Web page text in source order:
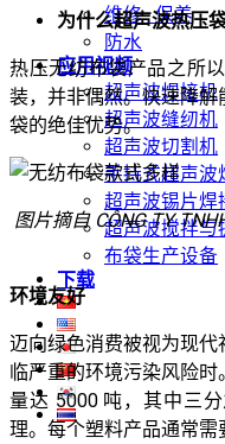
维修 · 保养
防水
应用视频
超声波焊接机
超声波缝纫机
超声波切割机
手持式超声波
超声波锡片焊
超声波搅拌与
布袋生产设备
下载
为什么超声波热压
热压无纺布袋产品之所
装，并非偶然。快速降
袋的绝佳优势。
图片摘自 CÔNG TY
环境友好
迈向绿色消费被视为现
临严重的环境污染风险
量达 5000 吨，其中三
理。每个塑料产品通常